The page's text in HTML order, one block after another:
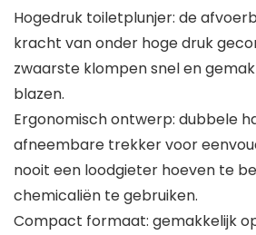
Hogedruk toiletplunjer: de
kracht van onder hoge druk
zwaarste klompen snel en
blazen.
Ergonomisch ontwerp: dubbele
afneembare trekker voor
nooit een loodgieter hoeven te
chemicaliën te gebruiken.
Compact formaat: gemakkelijk